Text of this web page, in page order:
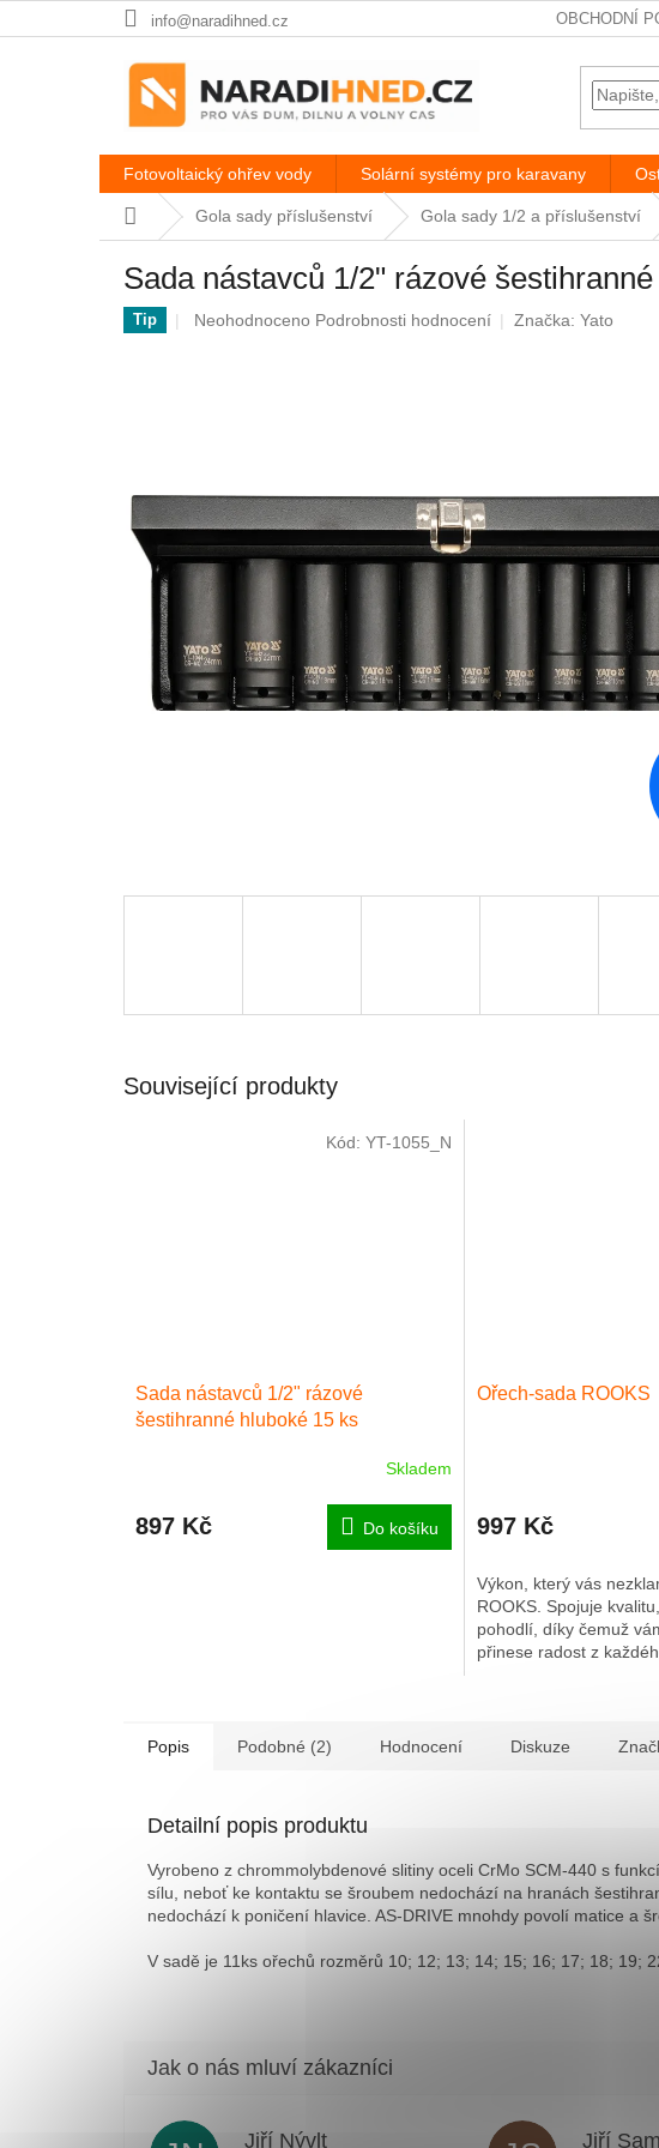
na
info@naradihned.cz OBCHODNÍ
Fotovoltaický ohřev vody Solární systémy pro karavany
Domů Gola sady příslušenství Gola sady 1/2 a příslušenství
Sada nástavců 1/2" rázové
Tip
Průměrné
Neohodnoceno Podrobnosti hodnocení Značka: Yato
Související produkty
Sada nástavců 1/2" rázové
šestihranné hluboké 15 ks
Skladem
897 Kč Do košíku
Kód: YT-1055_N
Ořech-sada ROOKS
997 Kč
Výkon, který vás
ROOKS. Spojuje
pohodlí, díky čemuž
přinese radost z
Popis Podobné (2) Hodnocení Diskuze
Detailní popis produktu
Vyrobeno z chrommolybdenové slitiny oceli CrMo SCM-440 s
sílu, neboť ke kontaktu se šroubem nedochází na hranách
nedochází k poničení hlavice. AS-DRIVE mnohdy povolí matice a
V sadě je 11ks ořechů rozměrů 10; 12; 13; 14; 15; 16; 17; 18; 19;
Jiří Nývlt Jiří